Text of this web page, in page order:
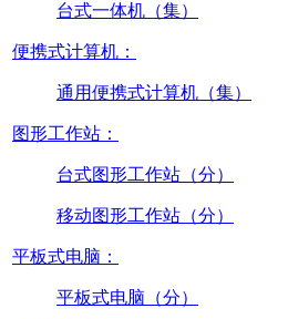
台式一体机（集）
便携式计算机：
通用便携式计算机（集）
图形工作站：
台式图形工作站（分）
移动图形工作站（分）
平板式电脑：
平板式电脑（分）